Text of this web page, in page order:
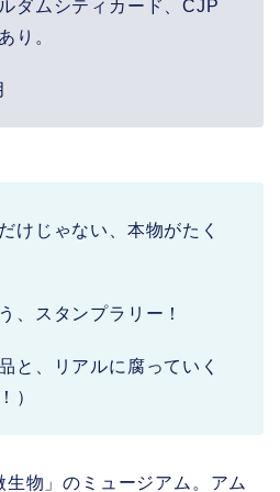
ダムシティカード、CJP
り。
けじゃない、本物がたく
、スタンプラリー！
と、リアルに腐っていく
）
物」のミュージアム。アム